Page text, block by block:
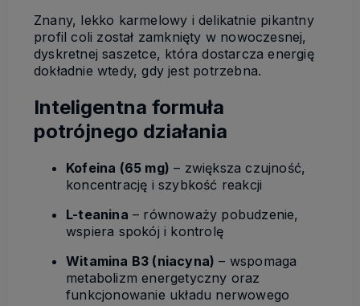
Znany, lekko karmelowy i delikatnie pikantny
profil coli został zamknięty w nowoczesnej,
dyskretnej saszetce, która dostarcza energię
dokładnie wtedy, gdy jest potrzebna.
Inteligentna formuła
potrójnego działania
Kofeina (65 mg) – zwiększa czujność,
koncentrację i szybkość reakcji
L-teanina – równoważy pobudzenie,
wspiera spokój i kontrolę
Witamina B3 (niacyna) – wspomaga
metabolizm energetyczny oraz
funkcjonowanie układu nerwowego